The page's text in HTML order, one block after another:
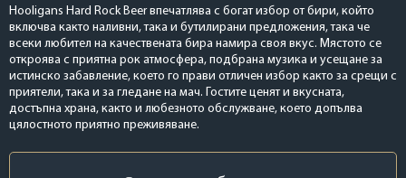
Hooligans Hard Rock Beer впечатлява с богат избор от бири, който
включва както наливни, така и бутилирани предложения, така че
всеки любител на качествената бира намира своя вкус. Мястото се
откроява с приятна рок атмосфера, подбрана музика и усещане за
истинско забавление, което го прави отличен избор както за срещи с
приятели, така и за гледане на мач. Гостите ценят и вкусната,
достъпна храна, както и любезното обслужване, което допълва
цялостното приятно преживяване.